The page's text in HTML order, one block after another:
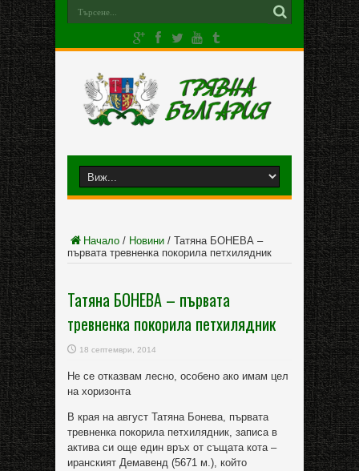
Начало / Новини / Татяна БОНЕВА –
първата тревненка покорила петхилядник
Татяна БОНЕВА – първата
тревненка покорила петхилядник
18 септември, 2014
Не се отказвам лесно, особено ако имам цел
на хоризонта
В края на август Татяна Бонева, първата
тревненка покорила петхилядник, записа в
актива си още един връх от същата кота –
иранският Демавенд (5671 м.), който